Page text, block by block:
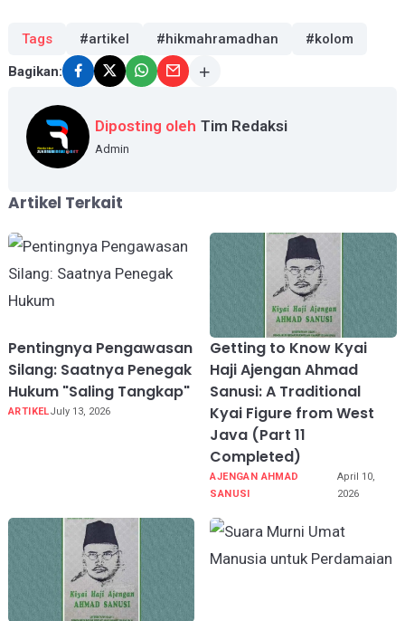
Tags #artikel #hikmahramadhan #kolom
Bagikan:
Diposting oleh Tim Redaksi
Admin
Artikel Terkait
Pentingnya Pengawasan
Silang: Saatnya Penegak
Hukum "Saling Tangkap"
ARTIKELJuly 13, 2026
Getting to Know Kyai
Haji Ajengan Ahmad
Sanusi: A Traditional
Kyai Figure from West
Java (Part 11
Completed)
AJENGAN AHMAD
SANUSI
April 10,
2026